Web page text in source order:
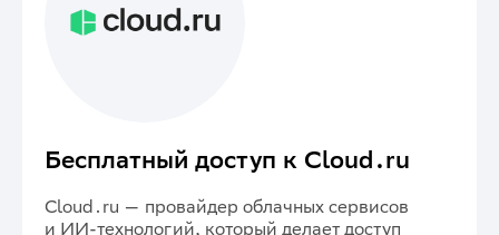
Бесплатный доступ к Cloud․ru
Cloud․ru — провайдер облачных сервисов
и ИИ-технологий, который делает доступ